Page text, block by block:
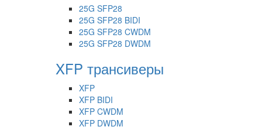
25G SFP28
25G SFP28 BIDI
25G SFP28 CWDM
25G SFP28 DWDM
XFP трансиверы
XFP
XFP BIDI
XFP CWDM
XFP DWDM